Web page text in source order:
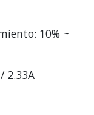
10% ~
2.33A